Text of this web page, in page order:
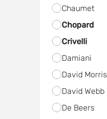
Chaumet
Chopard
Crivelli
Damiani
David Morris
David Webb
De Beers